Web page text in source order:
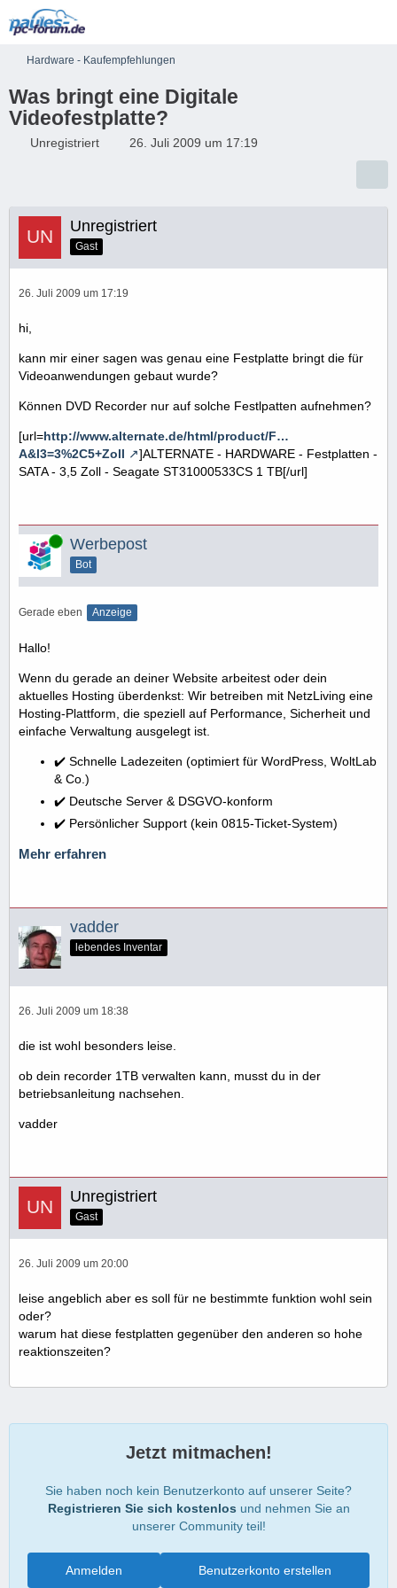
Hardware - Kaufempfehlungen
Was bringt eine Digitale
Videofestplatte?
Unregistriert 26. Juli 2009 um 17:19
Unregistriert
Gast
26. Juli 2009 um 17:19
hi,
kann mir einer sagen was genau eine Festplatte bringt die für
Videoanwendungen gebaut wurde?
Können DVD Recorder nur auf solche Festlpatten aufnehmen?
[url=http://www.alternate.de/html/product/F…
A&l3=3%2C5+Zoll
]ALTERNATE - HARDWARE - Festplatten -
SATA - 3,5 Zoll - Seagate ST31000533CS 1 TB[/url]
Online Werbepost
Bot
Gerade eben Anzeige
Hallo!
Wenn du gerade an deiner Website arbeitest oder dein
aktuelles Hosting überdenkst: Wir betreiben mit NetzLiving eine
Hosting-Plattform, die speziell auf Performance, Sicherheit und
einfache Verwaltung ausgelegt ist.
✔️ Schnelle Ladezeiten (optimiert für WordPress, WoltLab
& Co.)
✔️ Deutsche Server & DSGVO-konform
✔️ Persönlicher Support (kein 0815-Ticket-System)
Mehr erfahren
vadder
lebendes Inventar
26. Juli 2009 um 18:38
die ist wohl besonders leise.
ob dein recorder 1TB verwalten kann, musst du in der
betriebsanleitung nachsehen.
vadder
Unregistriert
Gast
26. Juli 2009 um 20:00
leise angeblich aber es soll für ne bestimmte funktion wohl sein
oder?
warum hat diese festplatten gegenüber den anderen so hohe
reaktionszeiten?
Jetzt mitmachen!
Sie haben noch kein Benutzerkonto auf unserer Seite?
Registrieren Sie sich kostenlos und nehmen Sie an
unserer Community teil!
Benutzerkonto erstellen
Anmelden